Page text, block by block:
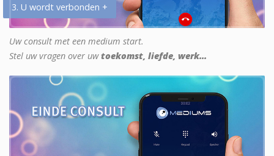
3. U wordt verbonden +
Uw consult met een medium start.
Stel uw vragen over uwtoekomst, liefde, werk...